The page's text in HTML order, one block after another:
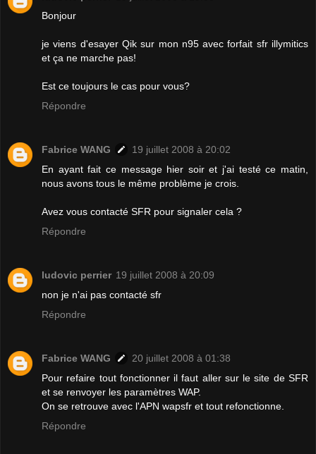
Bonjour
je viens d'esayer Qik sur mon n95 avec forfait sfr illymitics
et ça ne marche pas!
Est ce toujours le cas pour vous?
Répondre
Fabrice WANG
19 juillet 2008 à 20:02
En ayant fait ce message hier soir et j'ai testé ce matin,
nous avons tous le même problème je crois.
Avez vous contacté SFR pour signaler cela ?
Répondre
ludovic perrier 19 juillet 2008 à 20:09
non je n'ai pas contacté sfr
Répondre
Fabrice WANG
20 juillet 2008 à 01:38
Pour refaire tout fonctionner il faut aller sur le site de SFR
et se renvoyer les paramètres WAP.
On se retrouve avec l'APN wapsfr et tout refonctionne.
Répondre